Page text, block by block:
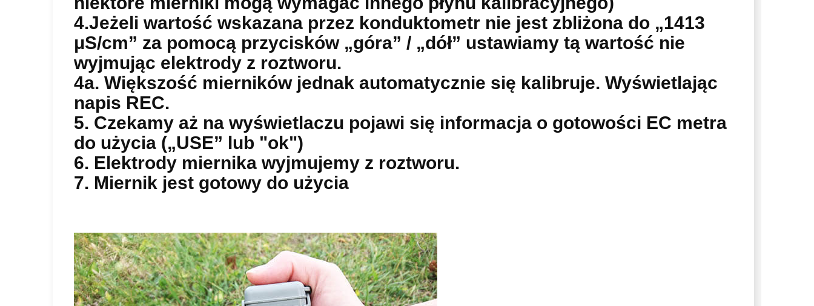
4.Jeżeli wartość wskazana przez konduktometr nie jest zbliżona do „1413
μS/cm” za pomocą przycisków „góra” / „dół” ustawiamy tą wartość nie
wyjmując elektrody z roztworu.
4a. Większość mierników jednak automatycznie się kalibruje. Wyświetlając
napis REC.
5. Czekamy aż na wyświetlaczu pojawi się informacja o gotowości EC metra
do użycia („USE” lub "ok")
6. Elektrody miernika wyjmujemy z roztworu.
7. Miernik jest gotowy do użycia